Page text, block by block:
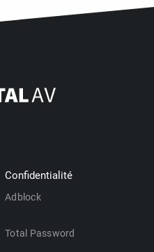
Confidentialité
Adblock
Total Password